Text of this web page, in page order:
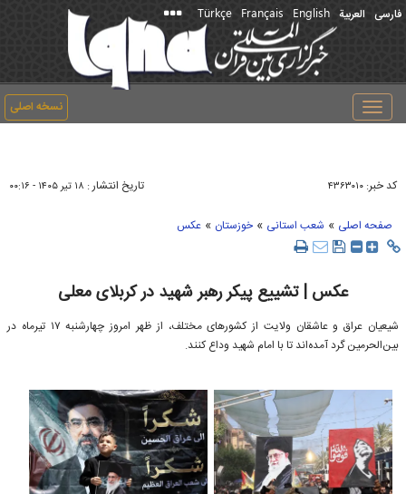
فارسی العربیة English
Français
Türkçe
نسخه اصلی
Toggle
navigation
کد خبر: ۴۳۶۳۰۱۰ تاریخ انتشار : ۱۸ تير ۱۴۰۵ - ۰۰:۱۶
صفحه اصلی » شعب استانی » خوزستان » عکس
عکس | تشییع پیکر رهبر شهید در کربلای معلی
شیعیان عراق و عاشقان ولایت از کشورهای مختلف، از ظهر امروز چهارشنبه ۱۷ تیرماه در
بین‌الحرمین گرد آمده‌اند تا با امام شهید وداع کنند.